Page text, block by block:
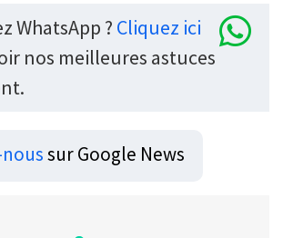
WhatsApp ? Cliquez ici
nos meilleures astuces
sur Google News